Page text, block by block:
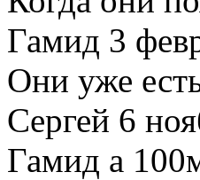
Гамид 3
Они уже
Сергей 6
Гамид а